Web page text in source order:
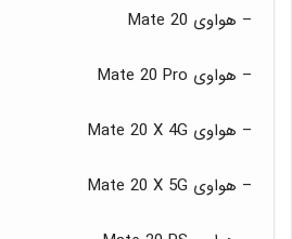
– هواوی Mate 20
– هواوی Mate 20 Pro
– هواوی Mate 20 X 4G
– هواوی Mate 20 X 5G